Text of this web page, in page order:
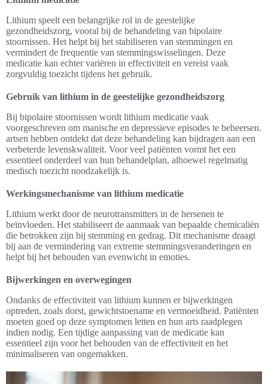
Lithium speelt een belangrijke rol in de geestelijke
gezondheidszorg, vooral bij de behandeling van bipolaire
stoornissen. Het helpt bij het stabiliseren van stemmingen en
vermindert de frequentie van stemmingswisselingen. Deze
medicatie kan echter variëren in effectiviteit en vereist vaak
zorgvuldig toezicht tijdens het gebruik.
Gebruik van lithium in de geestelijke gezondheidszorg
Bij bipolaire stoornissen wordt lithium medicatie vaak
voorgeschreven om manische en depressieve episodes te beheersen.
artsen hebben ontdekt dat deze behandeling kan bijdragen aan een
verbeterde levenskwaliteit. Voor veel patiënten vormt het een
essentieel onderdeel van hun behandelplan, alhoewel regelmatig
medisch toezicht noodzakelijk is.
Werkingsmechanisme van lithium medicatie
Lithium werkt door de neurotransmitters in de hersenen te
beïnvloeden. Het stabiliseert de aanmaak van bepaalde chemicaliën
die betrokken zijn bij stemming en gedrag. Dit mechanisme draagt
bij aan de vermindering van extreme stemmingsveranderingen en
helpt bij het behouden van evenwicht in emoties.
Bijwerkingen en overwegingen
Ondanks de effectiviteit van lithium kunnen er bijwerkingen
optreden, zoals dorst, gewichtstoename en vermoeidheid. Patiënten
moeten goed op deze symptomen letten en hun arts raadplegen
indien nodig. Een tijdige aanpassing van de medicatie kan
essentieel zijn voor het behouden van de effectiviteit en het
minimaliseren van ongemakken.